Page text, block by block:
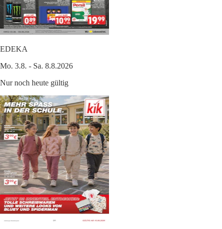
EDEKA
Mo. 3.8. - Sa. 8.8.2026
Nur noch heute gültig